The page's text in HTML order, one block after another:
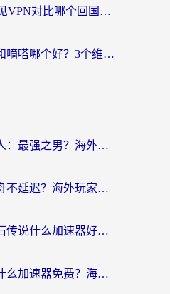
ChickCN VPN和洞见VPN对比哪个回国效果更好？海外党亲测3款加速器+避坑指南
海外党必看：斧牛和嘀嗒哪个好？3个维度教你选对回国加速器
印度怎么玩一拳超人：最强之男？海外党国服游戏加速避坑指南
国外怎么玩明日方舟不延迟？海外玩家国服游戏加速终极指南（附DNF梦幻诛仙解决方案）
海外党别愁！打炉石传说什么加速器好用？3个实用技巧解决国服游戏卡顿
国外玩流放之路用什么加速器免费？海外党亲测有效的国服游戏加速指南